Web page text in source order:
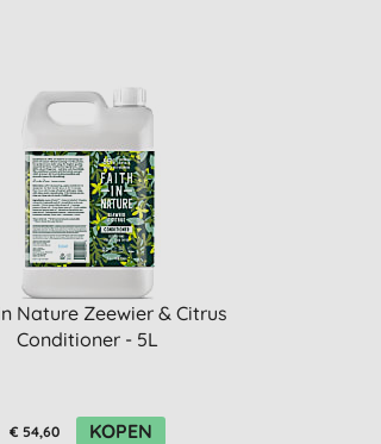
Nature Zeewier & Citrus
Conditioner - 5L
€ 54,60 KOPEN